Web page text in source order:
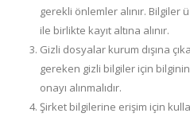
gerekli önlemler alınır.
ile birlikte kayıt altına alınır.
Gizli dosyalar kurum dışına
gereken gizli bilgiler için
onayı alınmalıdır.
Şirket bilgilerine erişim için